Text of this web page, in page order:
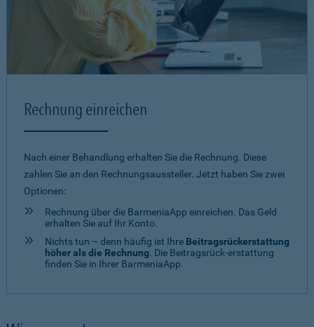
Rechnung einreichen
Nach einer Behandlung erhalten Sie die Rechnung. Diese
zahlen Sie an den Rechnungsaussteller. Jetzt haben Sie zwei
Optionen:
Rechnung über die BarmeniaApp einreichen. Das Geld
erhalten Sie auf Ihr Konto.
Nichts tun – denn häufig ist Ihre Beitragsrückerstattung
höher als die Rechnung. Die Beitragsrück-erstattung
finden Sie in Ihrer BarmeniaApp.